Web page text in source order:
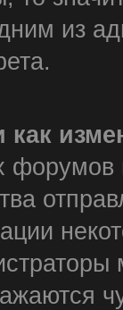
из
как
форумов